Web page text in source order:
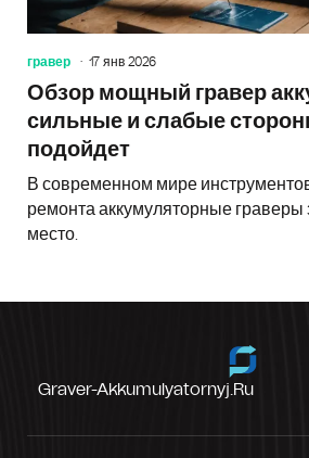
гравер 17 янв 2026
Обзор мощный гравер
сильные и слабые
подойдет
В современном мире
ремонта аккумуляторные
место.
Graver-Akkumulyatornyj.ru